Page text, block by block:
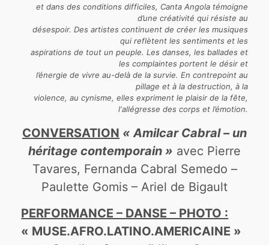
et dans des conditions difficiles, Canta Angola témoigne
d’une créativité qui résiste au
désespoir. Des artistes continuent de créer les musiques
qui reflètent les sentiments et les
aspirations de tout un peuple. Les danses, les ballades et
les complaintes portent le désir et
l’énergie de vivre au-delà de la survie. En contrepoint au
pillage et à la destruction, à la
violence, au cynisme, elles expriment le plaisir de la fête,
l‘allégresse des corps et l’émotion.
CONVERSATION « Amilcar Cabral – un
héritage contemporain » avec Pierre
Tavares, Fernanda Cabral Semedo –
Paulette Gomis – Ariel de Bigault
PERFORMANCE – DANSE – PHOTO :
« MUSE.AFRO.LATINO.AMERICAINE »